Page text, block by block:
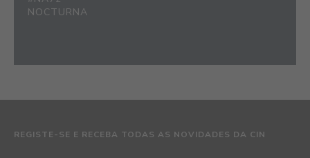
NOCTURNA
REGISTE-SE E RECEBA TODAS AS NOVIDADES DA CIN